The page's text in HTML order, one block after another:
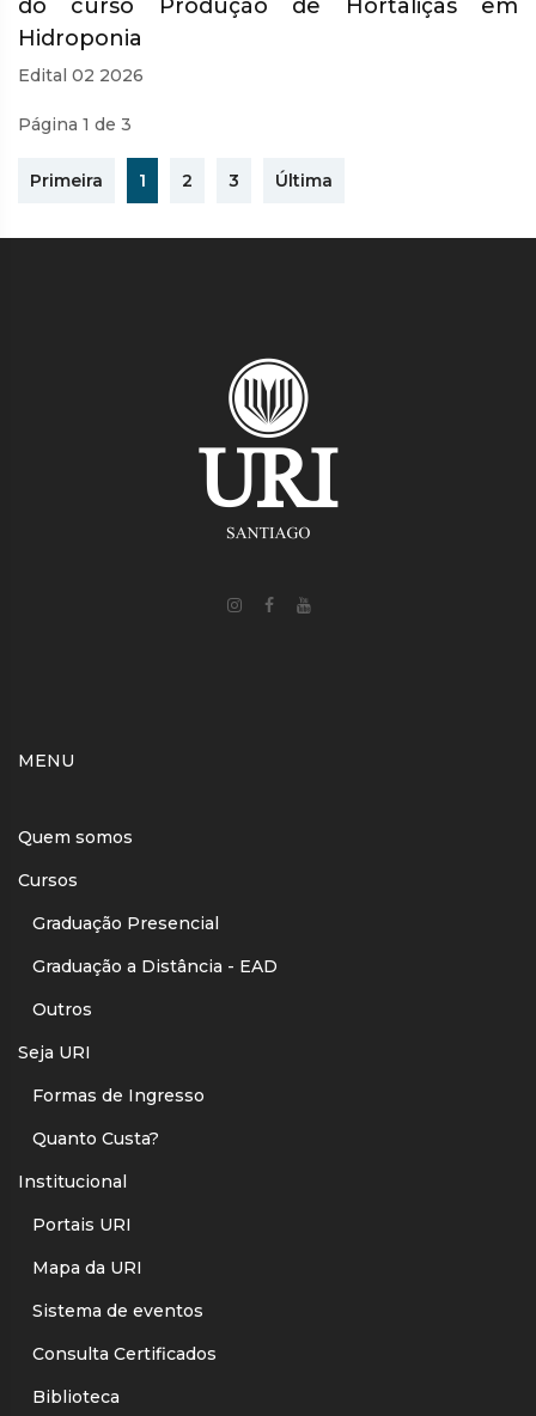
do curso Produção de Hortaliças em
Hidroponia
Edital 02 2026
Página 1 de 3
Primeira 1 2 3 Última
MENU
Quem somos
Cursos
Graduação Presencial
Graduação a Distância - EAD
Outros
Seja URI
Formas de Ingresso
Quanto Custa?
Institucional
Portais URI
Mapa da URI
Sistema de eventos
Consulta Certificados
Biblioteca